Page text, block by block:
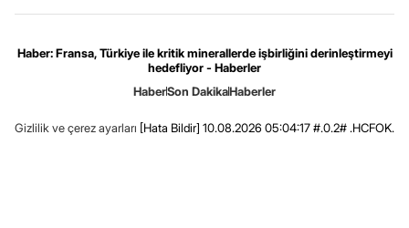
Haber: Fransa, Türkiye ile kritik minerallerde işbirliğini derinleştirmeyi
hedefliyor - Haberler
HaberSon DakikaHaberler
Gizlilik ve çerez ayarları [Hata Bildir] 10.08.2026 05:04:17 #.0.2# .HCFOK.